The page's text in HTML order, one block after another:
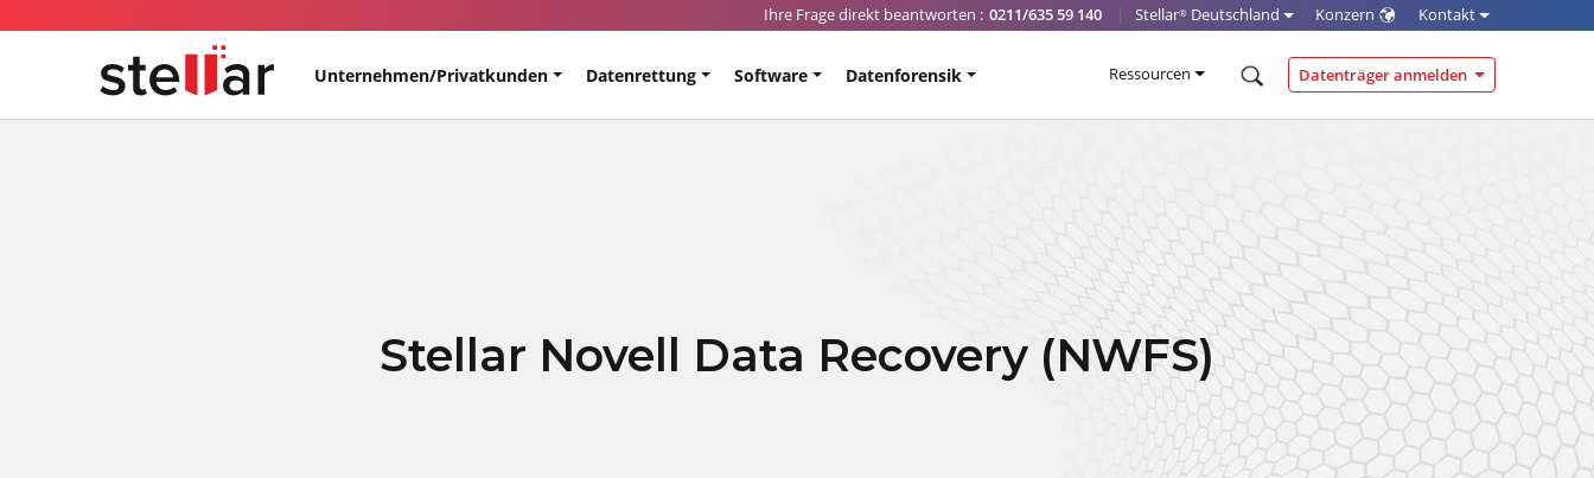
Ihre Frage direkt beantworten : 0211/635 59 140 | Stellar®Deutschland Konzern Kontakt
Unternehmen/Privatkunden Datenrettung Software Datenforensik Ressourcen Datenträger anmelden
Stellar Novell Data Recovery (NWFS)